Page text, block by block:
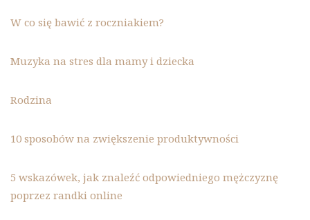
W co się bawić z roczniakiem?
Muzyka na stres dla mamy i dziecka
Rodzina
10 sposobów na zwiększenie produktywności
5 wskazówek, jak znaleźć odpowiedniego mężczyznę
poprzez randki online